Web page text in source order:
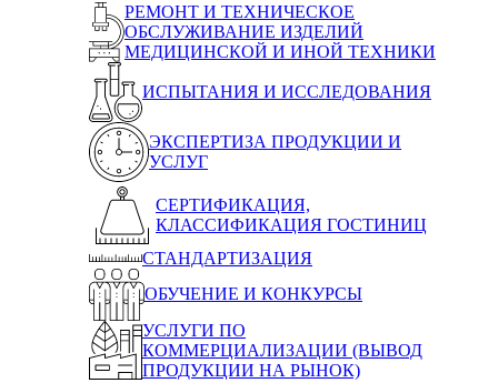
РЕМОНТ И ТЕХНИЧЕСКОЕ
ОБСЛУЖИВАНИЕ ИЗДЕЛИЙ
МЕДИЦИНСКОЙ И ИНОЙ ТЕХНИКИ
ИСПЫТАНИЯ И ИССЛЕДОВАНИЯ
ЭКСПЕРТИЗА ПРОДУКЦИИ И
УСЛУГ
СЕРТИФИКАЦИЯ,
КЛАССИФИКАЦИЯ ГОСТИНИЦ
СТАНДАРТИЗАЦИЯ
ОБУЧЕНИЕ И КОНКУРСЫ
УСЛУГИ ПО
КОММЕРЦИАЛИЗАЦИИ (ВЫВОД
ПРОДУКЦИИ НА РЫНОК)